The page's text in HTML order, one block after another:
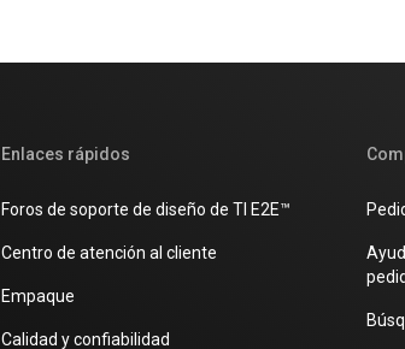
Enlaces rápidos
Foros de soporte de diseño de TI E2E™
Centro de atención al cliente
Empaque
Calidad y confiabilidad